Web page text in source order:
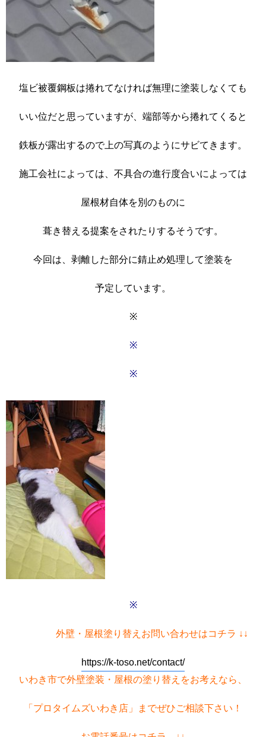
塩ビ被覆鋼板は捲れてなければ無理に塗装しなくても
いい位だと思っていますが、端部等から捲れてくると
鉄板が露出するので上の写真のようにサビてきます。
施工会社によっては、不具合の進行度合いによっては
屋根材自体を別のものに
葺き替える提案をされたりするそうです。
今回は、剥離した部分に錆止め処理して塗装を
予定しています。
※
※
※
※
外壁・屋根塗り替えお問い合わせはコチラ ↓↓
https://k-toso.net/contact/
いわき市で外壁塗装・屋根の塗り替えをお考えなら、
「プロタイムズいわき店」までぜひご相談下さい！